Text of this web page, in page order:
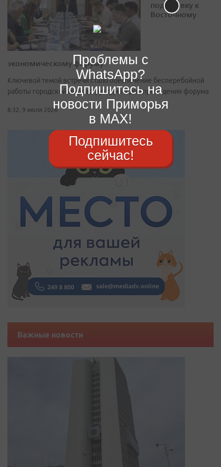
подготовку к
Восточному
экономическому форуму
Ключевой темой встречи стало обеспечение бесперебойной
работы городской инфраструктуры в дни проведения форума
8:32, 9 июля 2026
Важные новости
Проблемы с
WhatsApp?
Подпишитесь на
новости Приморья
в MAX!
Подпишитесь
сейчас!